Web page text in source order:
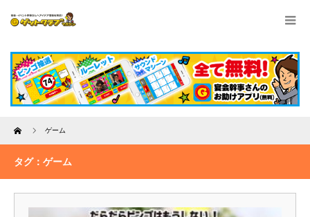
Home ゲーム
タグ：ゲーム